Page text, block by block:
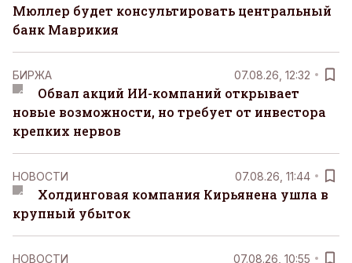
Мюллер будет консультировать центральный
банк Маврикия
БИРЖА 07.08.26, 12:32
Обвал акций ИИ-компаний открывает
новые возможности, но требует от инвестора
крепких нервов
НОВОСТИ 07.08.26, 11:44
Холдинговая компания Кирьянена ушла в
крупный убыток
НОВОСТИ 07.08.26, 10:55